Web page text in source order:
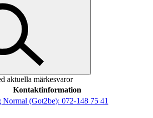
aktuella märkesvaror
Kontaktinformation
Normal (Got2be): 072-148 75 41